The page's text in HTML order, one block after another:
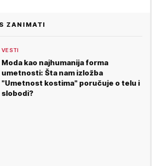
ZANIMATI
VESTI
Moda kao najhumanija forma
umetnosti: Šta nam izložba
"Umetnost kostima" poručuje o telu i
slobodi?